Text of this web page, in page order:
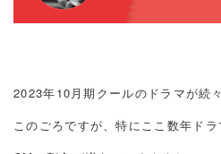
2023年10月期クールのドラマが続
このごろですが、特にここ数年ド